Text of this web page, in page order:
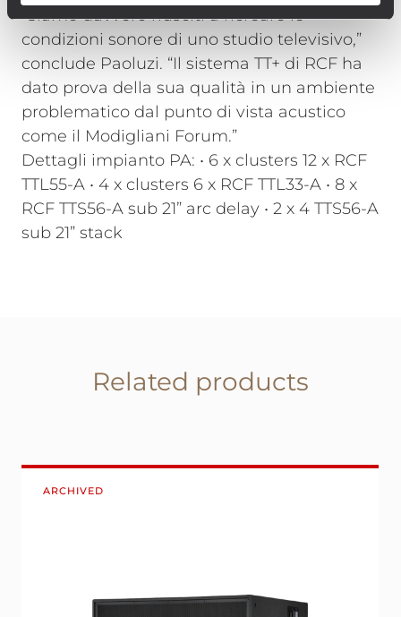
“Siamo davvero riusciti a ricreare le
condizioni sonore di uno studio televisivo,”
conclude Paoluzi. “Il sistema TT+ di RCF ha
dato prova della sua qualità in un ambiente
problematico dal punto di vista acustico
come il Modigliani Forum.”
Dettagli impianto PA: • 6 x clusters 12 x RCF
TTL55-A • 4 x clusters 6 x RCF TTL33-A • 8 x
RCF TTS56-A sub 21” arc delay • 2 x 4 TTS56-A
sub 21” stack
Related products
ARCHIVED